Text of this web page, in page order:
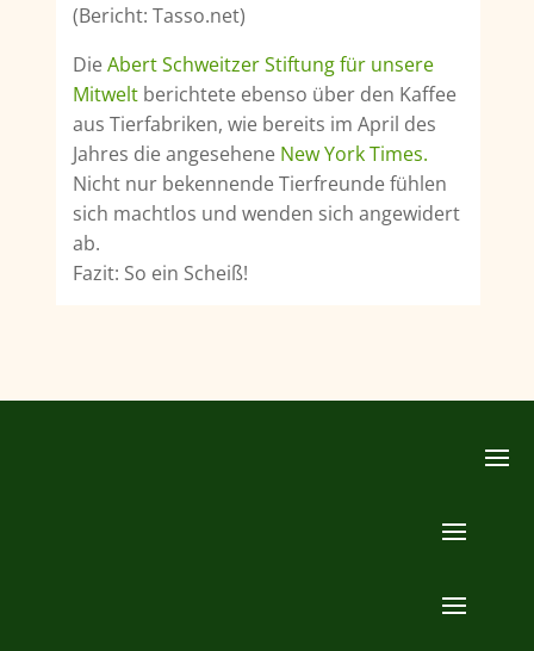
(Bericht: Tasso.net)
DieAbert Schweitzer Stiftung für unsere
Mitwelt berichtete ebenso über den Kaffee
aus Tierfabriken, wie bereits im April des
Jahres die angesehene New York Times.
Nicht nur bekennende Tierfreunde fühlen
sich machtlos und wenden sich angewidert
ab.
Fazit: So ein Scheiß!